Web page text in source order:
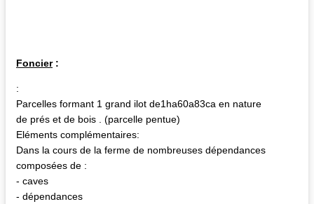
Foncier:
:
Parcelles formant 1 grand ilot de1ha60a83ca en nature
de prés et de bois . (parcelle pentue)
Eléments complémentaires:
Dans la cours de la ferme de nombreuses dépendances
composées de :
- caves
- dépendances